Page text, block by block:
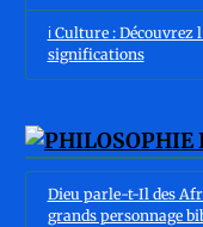
ℹ️ Culture :
significations
Dieu parle-t-Il des
grands personnage